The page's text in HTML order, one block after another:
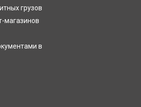
грузов
магазинов
в